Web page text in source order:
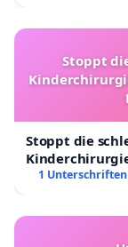
Stoppt
Stoppt die
Kinder in
1 Unterschriften